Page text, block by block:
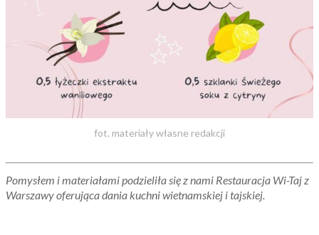
fot. materiały własne redakcji
Pomysłem i materiałami podzieliła się z nami Restauracja Wi-Taj z
Warszawy oferująca dania kuchni wietnamskiej i tajskiej.